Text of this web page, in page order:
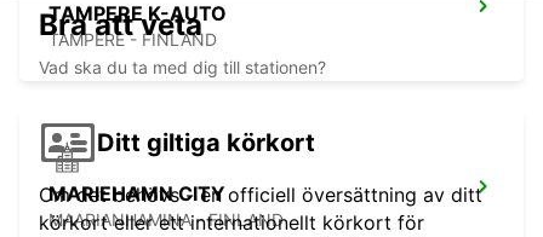
TAMPERE K-AUTO
TAMPERE - FINLAND
MARIEHAMN CITY
MAARIANHAMINA - FINLAND
Bra att veta
Vad ska du ta med dig till stationen?
Ditt giltiga körkort
Om det behövs - en officiell översättning av ditt
körkort eller ett internationellt körkort för